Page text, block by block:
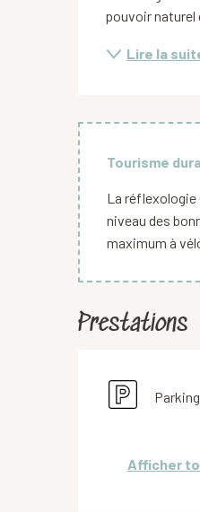
pouvoir naturel
Lire la
Tourisme
La réflexologie
niveau des
maximum à
Prestations
Parking
Afficher